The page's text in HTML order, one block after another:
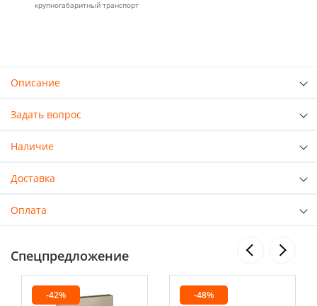
крупногабаритный транспорт
Описание
Задать вопрос
Наличие
Доставка
Оплата
Спецпредложение
-42% -48%